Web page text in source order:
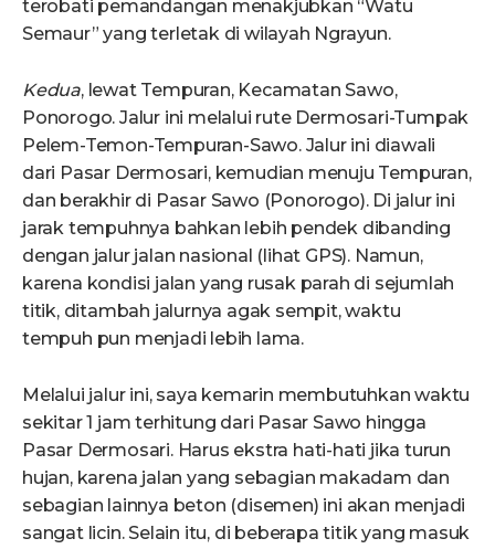
terobati pemandangan menakjubkan “Watu
Semaur” yang terletak di wilayah Ngrayun.
Kedua, lewat Tempuran, Kecamatan Sawo,
Ponorogo. Jalur ini melalui rute Dermosari-Tumpak
Pelem-Temon-Tempuran-Sawo. Jalur ini diawali
dari Pasar Dermosari, kemudian menuju Tempuran,
dan berakhir di Pasar Sawo (Ponorogo). Di jalur ini
jarak tempuhnya bahkan lebih pendek dibanding
dengan jalur jalan nasional (lihat GPS). Namun,
karena kondisi jalan yang rusak parah di sejumlah
titik, ditambah jalurnya agak sempit, waktu
tempuh pun menjadi lebih lama.
Melalui jalur ini, saya kemarin membutuhkan waktu
sekitar 1 jam terhitung dari Pasar Sawo hingga
Pasar Dermosari. Harus ekstra hati-hati jika turun
hujan, karena jalan yang sebagian makadam dan
sebagian lainnya beton (disemen) ini akan menjadi
sangat licin. Selain itu, di beberapa titik yang masuk